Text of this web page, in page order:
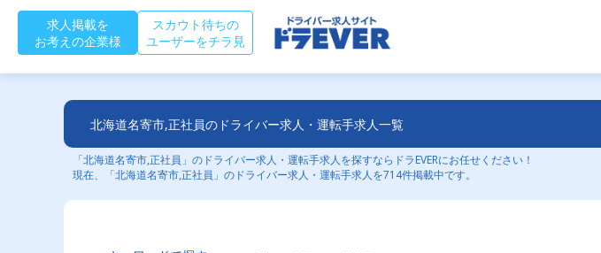
求人掲載を
お考えの企業様
スカウト待ちの
ユーザーをチラ見
北海道名寄市,正社員のドライバー求人・運転手求人一覧
「北海道名寄市,正社員」のドライバー求人・運転手求人を探すならドラEVERにお任せください！
現在、「北海道名寄市,正社員」のドライバー求人・運転手求人を714件掲載中です。